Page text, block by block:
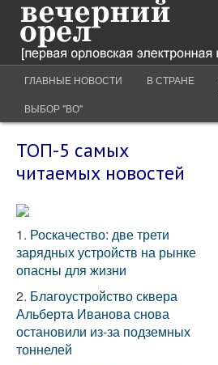
ГЛАВНЫЕ НОВОСТИ В СТРАНЕ
ВЫБОР "ВО"
ТОП-5 самых
читаемых новостей
1. Роскачество: две трети
зарядных устройств на рынке
опасны для жизни
2. Благоустройство сквера
Альберта Иванова снова
остановили из-за подземных
тоннелей